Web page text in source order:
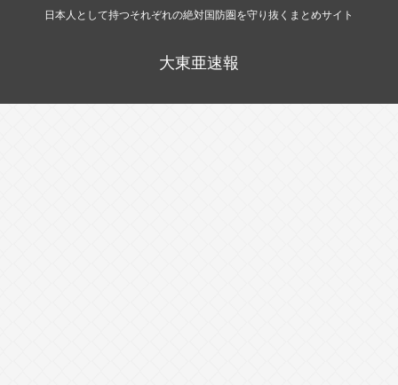
日本人として持つそれぞれの絶対国防圏を守り抜くまとめサイト
大東亜速報